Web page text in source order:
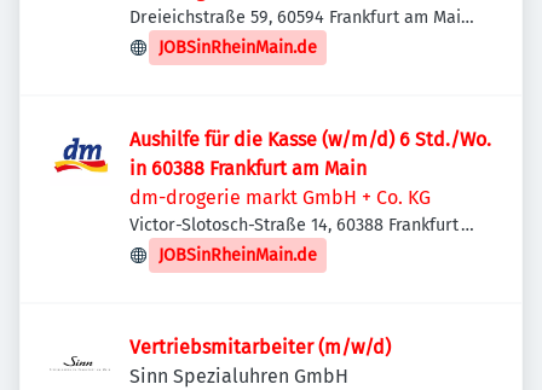
Dreieichstraße 59, 60594 Frankfurt am Main,
Deutschland
JOBSinRheinMain.de
Aushilfe für die Kasse (w/m/d) 6 Std./Wo.
in 60388 Frankfurt am Main
dm-drogerie markt GmbH + Co. KG
Victor-Slotosch-Straße 14, 60388 Frankfurt
am Main, Deutschland
JOBSinRheinMain.de
Vertriebsmitarbeiter (m/w/d)
Sinn Spezialuhren GmbH